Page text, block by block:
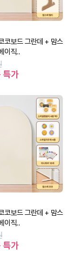
코보드 그란데 + 맘스
이직..
특가
코보드 그란데 + 맘스
이직..
특가